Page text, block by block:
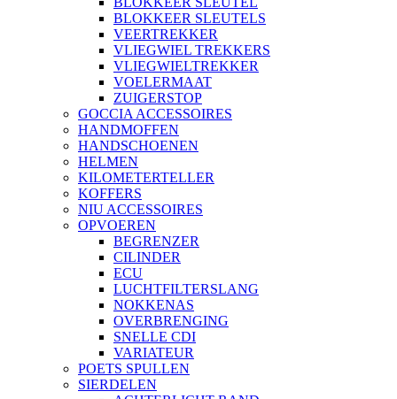
BLOKKEER SLEUTELS
VEERTREKKER
VLIEGWIEL TREKKERS
VLIEGWIELTREKKER
VOELERMAAT
ZUIGERSTOP
GOCCIA ACCESSOIRES
HANDMOFFEN
HANDSCHOENEN
HELMEN
KILOMETERTELLER
KOFFERS
NIU ACCESSOIRES
OPVOEREN
BEGRENZER
CILINDER
ECU
LUCHTFILTERSLANG
NOKKENAS
OVERBRENGING
SNELLE CDI
VARIATEUR
POETS SPULLEN
SIERDELEN